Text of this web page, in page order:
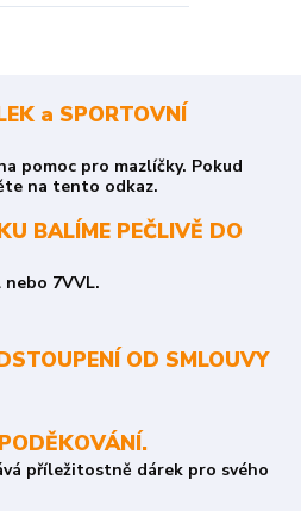
a SPORTOVNÍ
pomoc pro mazlíčky. Pokud
na tento odkaz.
BALÍME PEČLIVĚ DO
7VVL.
OD SMLOUVY
příležitostně dárek pro svého